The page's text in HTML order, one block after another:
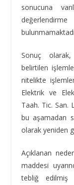
sonucuna
Sonuç olarak,
belirtilen
nitelikte
Elektrik ve
Taah. Tic. San.
bu aşamadan
olarak yeniden
Açıklanan
maddesi
tebliğ edilmiş